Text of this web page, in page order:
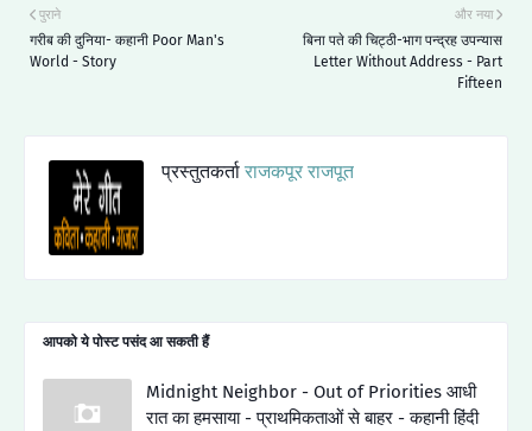
और नया
बिना पते की चिट्ठी-भाग पन्द्रह उपन्यास
Letter Without Address - Part
Fifteen
पुराने
गरीब की दुनिया- कहानी Poor Man's
World - Story
प्रस्तुतकर्ता राजकपूर राजपूत
आपको ये पोस्ट पसंद आ सकती हैं
Midnight Neighbor - Out of Priorities आधी
रात का हमसाया - प्राथमिकताओं से बाहर - कहानी हिंदी